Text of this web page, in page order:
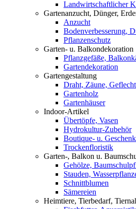
Landwirtschaftlicher
Gartenanzucht, Dünger,
Anzucht
Bodenverbesserung,
Pflanzenschutz
Garten- u. Balkondekoration
Pflanzgefäße,
Gartendekoration
Gartengestaltung
Draht, Zäune,
Gartenholz
Gartenhäuser
Indoor-Artikel
Übertöpfe, Vasen
Hydrokultur-Zubehör
Boutique- u.
Trockenfloristik
Garten-, Balkon u.
Gehölze,
Stauden,
Schnittblumen
Sämereien
Heimtiere, Tierbedarf,